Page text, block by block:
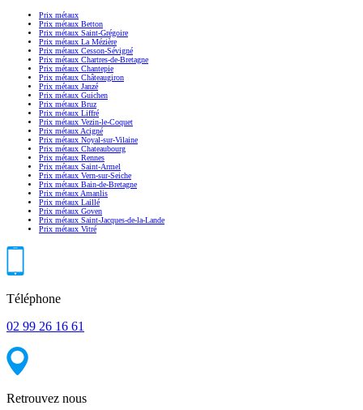
Prix métaux
Prix métaux Betton
Prix métaux Saint-Grégoire
Prix métaux La Mézière
Prix métaux Cesson-Sévigné
Prix métaux Chartres-de-Bretagne
Prix métaux Chantepie
Prix métaux Châteaugiron
Prix métaux Janzé
Prix métaux Guichen
Prix métaux Bruz
Prix métaux Liffré
Prix métaux Vezin-le-Coquet
Prix métaux Acigné
Prix métaux Noyal-sur-Vilaine
Prix métaux Chateaubourg
Prix métaux Rennes
Prix métaux Saint-Armel
Prix métaux Vern-sur-Seiche
Prix métaux Bain-de-Bretagne
Prix métaux Amanlis
Prix métaux Laillé
Prix métaux Goven
Prix métaux Saint-Jacques-de-la-Lande
Prix métaux Vitré
Téléphone
02 99 26 16 61
Retrouvez nous